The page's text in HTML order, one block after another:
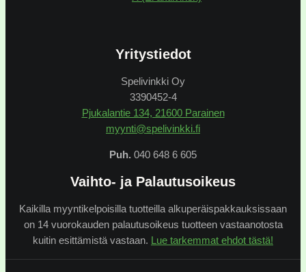
Yritystiedot
Spelivinkki Oy
3390452-4
Pjukalantie 134, 21600 Parainen
myynti@spelivinkki.fi
Puh. 040 648 6 605
Vaihto- ja Palautusoikeus
Kaikilla myyntikelpoisilla tuotteilla alkuperäispakkauksissaan
on 14 vuorokauden palautusoikeus tuotteen vastaanotosta
kuitin esittämistä vastaan.
Lue tarkemmat ehdot tästä!